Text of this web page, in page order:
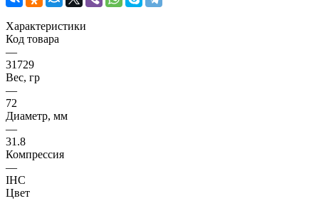
Характеристики
Код товара
—
31729
Вес, гр
—
72
Диаметр, мм
—
31.8
Компрессия
—
IHC
Цвет